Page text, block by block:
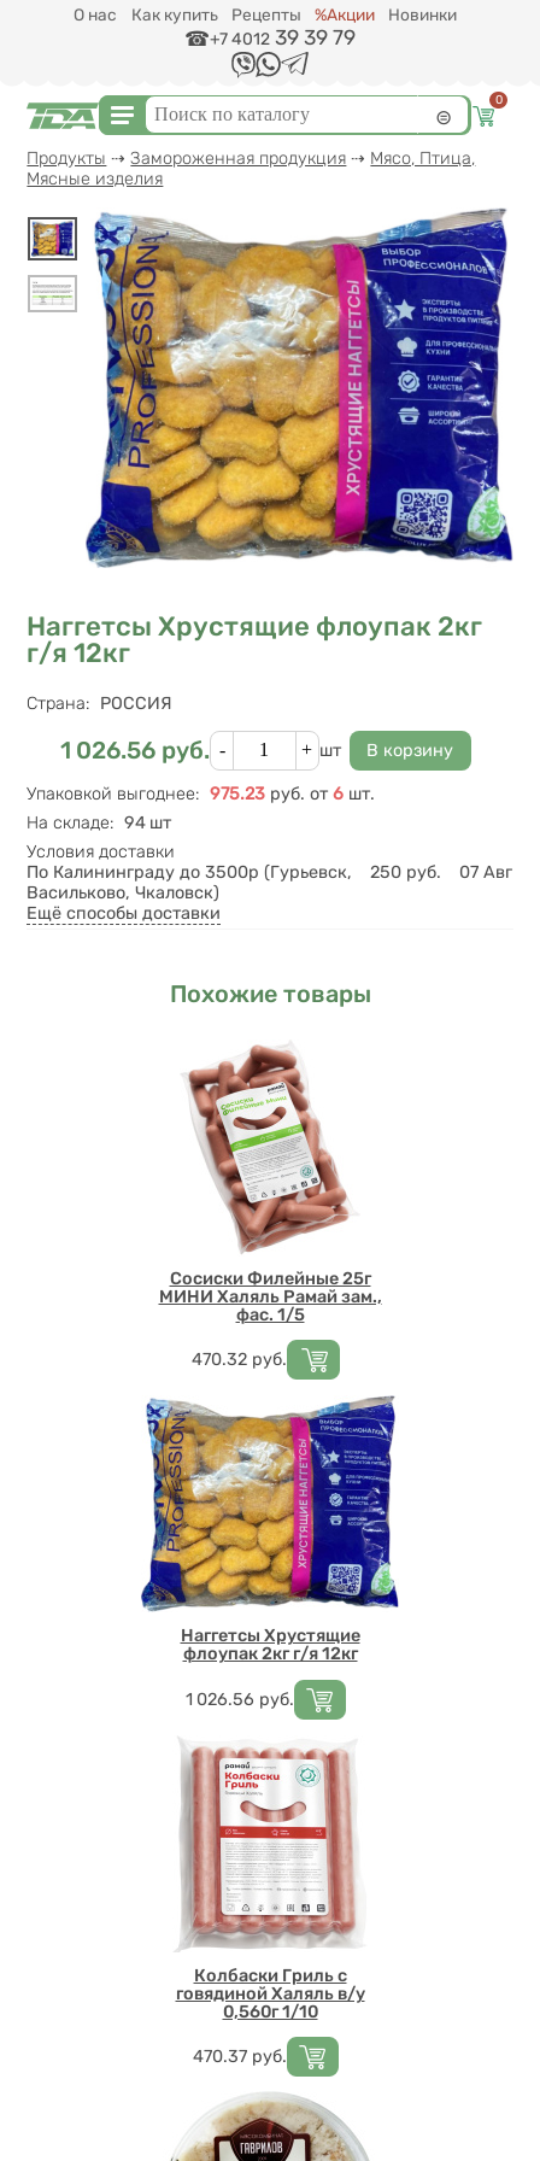
Перейти к основному содержанию
О нас Как купить Рецепты %Акции
Новинки
+7 4012 39 39 79
Форма поиска
Поиск 0
Вы здесь
Продукты ⇢Замороженная продукция ⇢ Мясо, Птица,
Мясные изделия
Наггетсы Хрустящие флоупак 2кг
г/я 12кг
Характеристики
Страна: РОССИЯ
Цена
1 026.56 руб.Кол-во шт
Упаковкой выгоднее: 975.23 руб. от 6 шт.
На складе: 94 шт
Условия доставки
По Калининграду до 3500р (Гурьевск,
Васильково, Чкаловск)
250 руб.
07 Авг
Ещё способы доставки
Похожие товары
Сосиски Филейные 25г
МИНИ Халяль Рамай зам.,
фас. 1/5
Цена
470.32 руб.
Наггетсы Хрустящие
флоупак 2кг г/я 12кг
Цена
1 026.56 руб.
Колбаски Гриль с
говядиной Халяль в/у
0,560г 1/10
Цена
470.37 руб.